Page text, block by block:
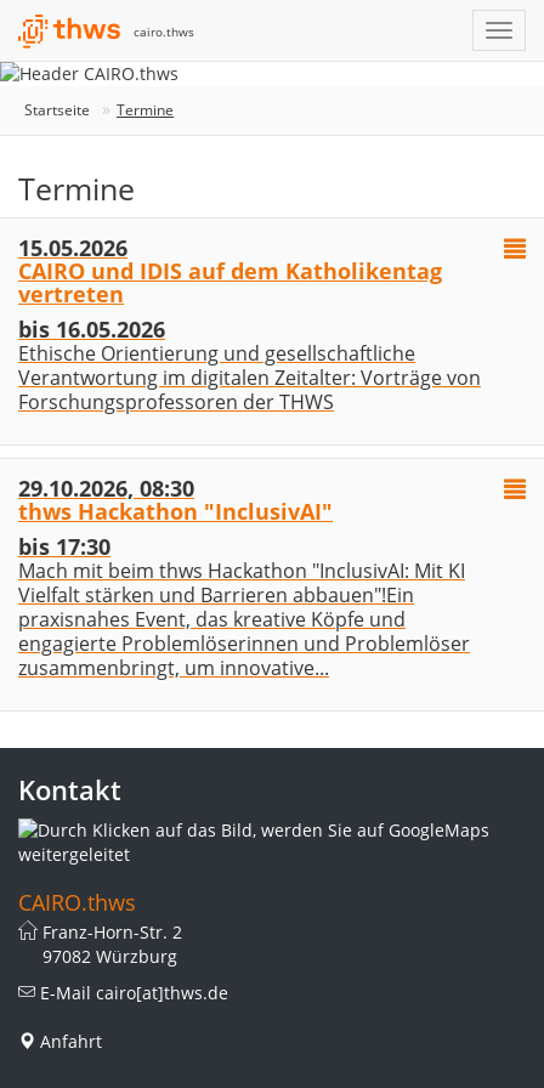
cairo.thws
Startseite Termine
Termine
15.05.2026
CAIRO und IDIS auf dem Katholikentag
vertreten
bis 16.05.2026
Ethische Orientierung und gesellschaftliche
Verantwortung im digitalen Zeitalter: Vorträge von
Forschungsprofessoren der THWS
29.10.2026, 08:30
thws Hackathon "InclusivAI"
bis 17:30
Mach mit beim thws Hackathon "InclusivAI: Mit KI
Vielfalt stärken und Barrieren abbauen"!Ein
praxisnahes Event, das kreative Köpfe und
engagierte Problemlöserinnen und Problemlöser
zusammenbringt, um innovative...
Kontakt
CAIRO.thws
Franz-Horn-Str. 2
97082 Würzburg
E-Mail cairo[at]thws.de
Anfahrt